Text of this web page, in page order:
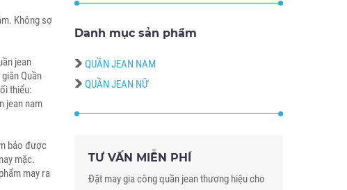
Không sợ
jean
Quần
thiểu:
jean nam
bảo được
mặc.
may ra
Danh mục sản phẩm
QUẦN JEAN NAM
QUẦN JEAN NỮ
TƯ VẤN MIỄN PHÍ
Đặt may gia công quần jean thương hiệu cho